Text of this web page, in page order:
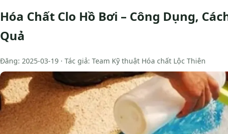
Hóa Chất Clo Hồ Bơi – Công Dụng,
Quả
Đăng: 2025-03-19 · Tác giả: Team Kỹ thuật Hóa chất Lộc Thiên